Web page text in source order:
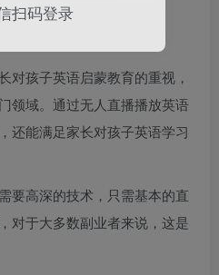
对孩子英语启蒙教育的重视，
领域。通过无人直播播放英语
还能满足家长对孩子英语学习
要高深的技术，只需基本的直
对于大多数副业者来说，这是
扫码登录